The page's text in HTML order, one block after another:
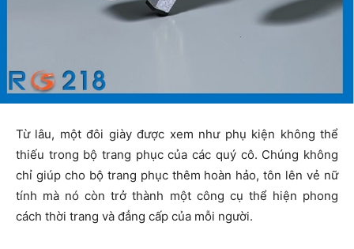
Từ lâu, một đôi giày được xem như phụ kiện không thể
thiếu trong bộ trang phục của các quý cô. Chúng không
chỉ giúp cho bộ trang phục thêm hoàn hảo, tôn lên vẻ nữ
tính mà nó còn trở thành một công cụ thể hiện phong
cách thời trang và đẳng cấp của mỗi người.